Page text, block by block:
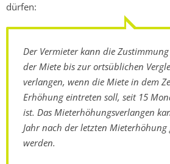
dürfen:
Der Vermieter kann die
der Miete bis zur ortsüblichen
verlangen, wenn die Miete in dem
Erhöhung eintreten soll, seit 15
ist. Das Mieterhöhungsverlangen
Jahr nach der letzten
werden.